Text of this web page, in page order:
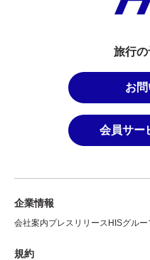
旅行
お
会員サー
企業情報
会社案内プレスリリース HISグル
規約